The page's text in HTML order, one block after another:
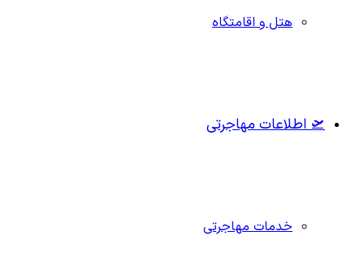
هتل و اقامتگاه
🛫 اطلاعات مهاجرتی
خدمات مهاجرتی